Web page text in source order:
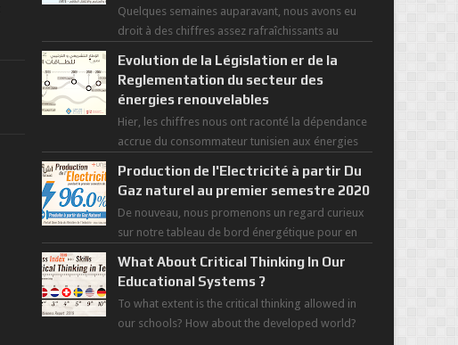
Quelques semaines auparavant, nous avons eu
droit à des chiffres assez rafraîchissants au
Evolution de la Législation er de la
Reglementation du secteur des
énergies renouvelables
Hier, les chiffres nous ont raconté la dépendance
accrue du consommateur tunisien aux énergies
Production de l'Electricité à partir Du
Gaz naturel au premier semestre 2020
De nouveau, nous promenons un regard curieux
sur notre tableau de bord énergétique pour en
What About Critical Thinking In Our
Educational Systems ?
To what extent is the critical thinking allowed in
our schools? How about the developed world?